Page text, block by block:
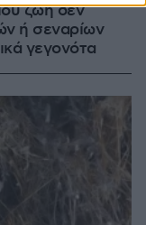
ζωή δεν
ή σεναρίων
γεγονότα